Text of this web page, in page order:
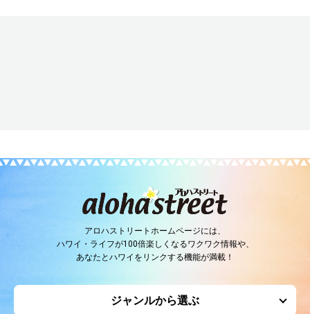
アロハストリートホームページには、
ハワイ・ライフが100倍楽しくなるワクワク情報や、
あなたとハワイをリンクする機能が満載！
ジャンルから選ぶ